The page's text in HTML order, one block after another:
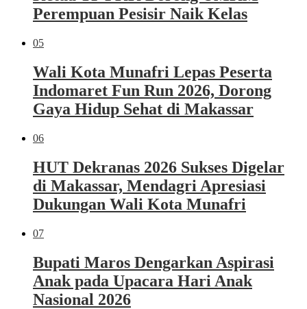
Perempuan Pesisir Naik Kelas
05
Wali Kota Munafri Lepas Peserta
Indomaret Fun Run 2026, Dorong
Gaya Hidup Sehat di Makassar
06
HUT Dekranas 2026 Sukses Digelar
di Makassar, Mendagri Apresiasi
Dukungan Wali Kota Munafri
07
Bupati Maros Dengarkan Aspirasi
Anak pada Upacara Hari Anak
Nasional 2026